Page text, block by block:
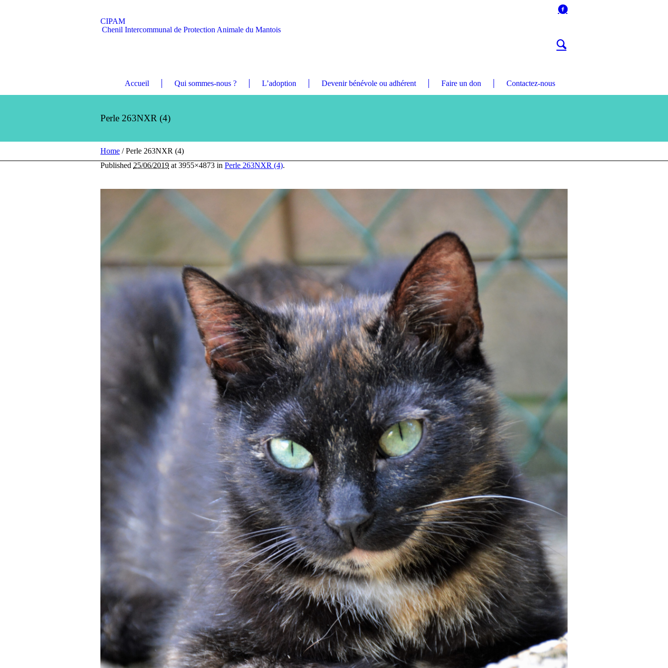
CIPAM
Chenil Intercommunal de Protection Animale du Mantois
Accueil Qui sommes-nous ? L’adoption Devenir bénévole ou adhérent Faire un don Contactez-nous
Perle 263NXR (4)
Home /Perle 263NXR (4)
Published 25/06/2019 at 3955×4873 in Perle 263NXR (4).